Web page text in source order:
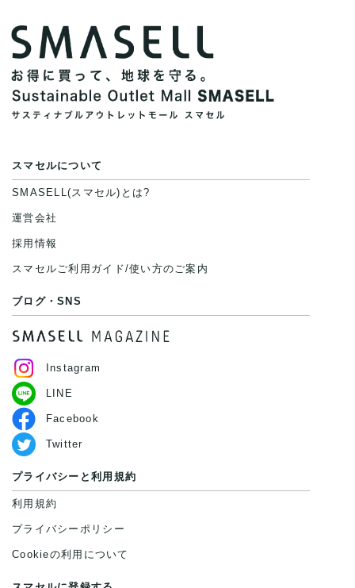
スマセルについて
SMASELL(スマセル)とは?
運営会社
採用情報
スマセルご利用ガイド/使い方のご案内
ブログ・SNS
Instagram
LINE
Facebook
Twitter
プライバシーと利用規約
利用規約
プライバシーポリシー
Cookieの利用について